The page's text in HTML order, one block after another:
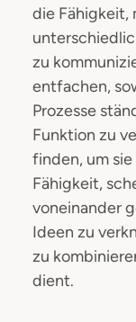
die Fähigkeit,
zu
entfachen,
Prozesse
Funktion zu
finden, um
Fähigkeit,
voneinander
Ideen zu
zu
dient.